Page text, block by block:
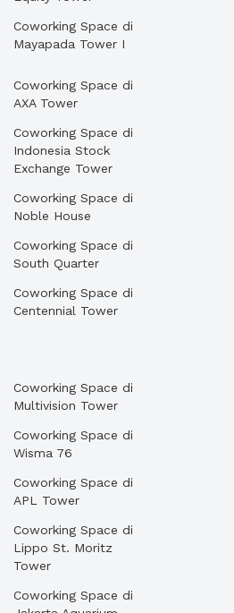
Coworking Space di
Mayapada Tower I
Coworking Space di
AXA Tower
Coworking Space di
Indonesia Stock
Exchange Tower
Coworking Space di
Noble House
Coworking Space di
South Quarter
Coworking Space di
Centennial Tower
Coworking Space di
Multivision Tower
Coworking Space di
Wisma 76
Coworking Space di
APL Tower
Coworking Space di
Lippo St. Moritz
Tower
Coworking Space di